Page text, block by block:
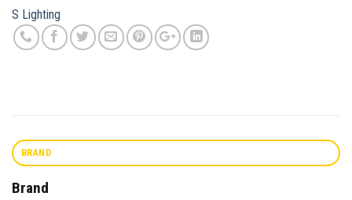
S Lighting
BRAND
Brand